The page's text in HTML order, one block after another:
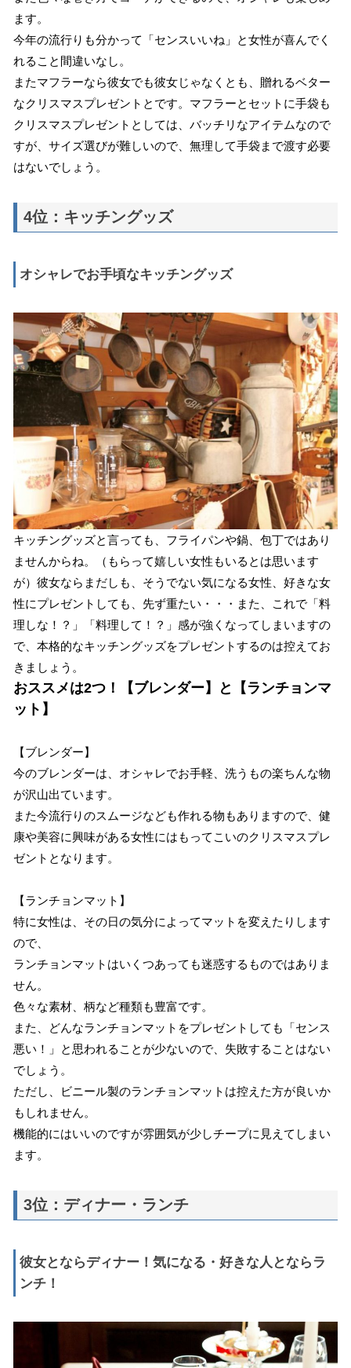
ます。
今年の流行りも分かって「センスいいね」と女性が喜んでく
れること間違いなし。
またマフラーなら彼女でも彼女じゃなくとも、贈れるベター
なクリスマスプレゼントとです。マフラーとセットに手袋も
クリスマスプレゼントとしては、バッチリなアイテムなので
すが、サイズ選びが難しいので、無理して手袋まで渡す必要
はないでしょう。
4位：キッチングッズ
オシャレでお手頃なキッチングッズ
キッチングッズと言っても、フライパンや鍋、包丁ではあり
ませんからね。（もらって嬉しい女性もいるとは思います
が）彼女ならまだしも、そうでない気になる女性、好きな女
性にプレゼントしても、先ず重たい・・・また、これで「料
理しな！？」「料理して！？」感が強くなってしまいますの
で、本格的なキッチングッズをプレゼントするのは控えてお
きましょう。
おススメは2つ！【ブレンダー】と【ランチョンマ
ット】
【ブレンダー】
今のブレンダーは、オシャレでお手軽、洗うもの楽ちんな物
が沢山出ています。
また今流行りのスムージなども作れる物もありますので、健
康や美容に興味がある女性にはもってこいのクリスマスプレ
ゼントとなります。
【ランチョンマット】
特に女性は、その日の気分によってマットを変えたりします
ので、
ランチョンマットはいくつあっても迷惑するものではありま
せん。
色々な素材、柄など種類も豊富です。
また、どんなランチョンマットをプレゼントしても「センス
悪い！」と思われることが少ないので、失敗することはない
でしょう。
ただし、ビニール製のランチョンマットは控えた方が良いか
もしれません。
機能的にはいいのですが雰囲気が少しチープに見えてしまい
ます。
3位：ディナー・ランチ
彼女とならディナー！気になる・好きな人とならラ
ンチ！